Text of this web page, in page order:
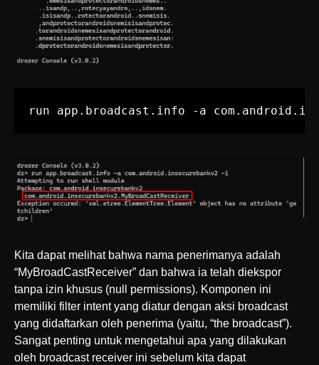
run app.broadcast.info -a
Kita dapat melihat bahwa nama penerimanya adalah
“MyBroadCastReceiver” dan bahwa ia telah diekspor
tanpa izin khusus (null permissions). Komponen ini
memiliki filter intent yang diatur dengan aksi broadcast
yang didaftarkan oleh penerima (yaitu, “the broadcast”).
Sangat penting untuk mengetahui apa yang dilakukan
oleh broadcast receiver ini sebelum kita dapat